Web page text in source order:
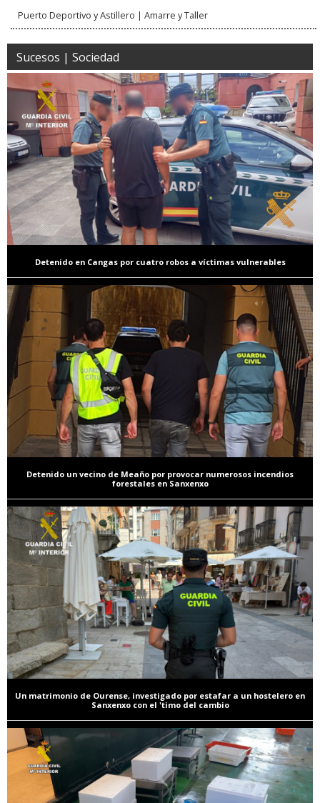
Puerto Deportivo y Astillero | Amarre y Taller
Sucesos | Sociedad
Detenido en Cangas por cuatro robos a víctimas vulnerables
Detenido un vecino de Meaño por provocar numerosos incendios
forestales en Sanxenxo
Un matrimonio de Ourense, investigado por estafar a un hostelero en
Sanxenxo con el 'timo del cambio